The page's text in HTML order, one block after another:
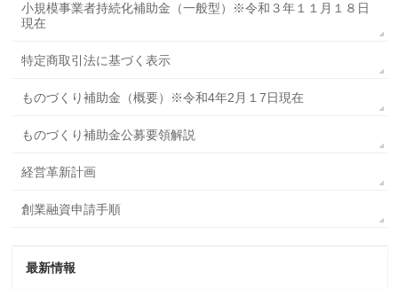
小規模事業者持続化補助金（一般型）※令和３年１１月１８日
現在
特定商取引法に基づく表示
ものづくり補助金（概要）※令和4年2月１7日現在
ものづくり補助金公募要領解説
経営革新計画
創業融資申請手順
最新情報